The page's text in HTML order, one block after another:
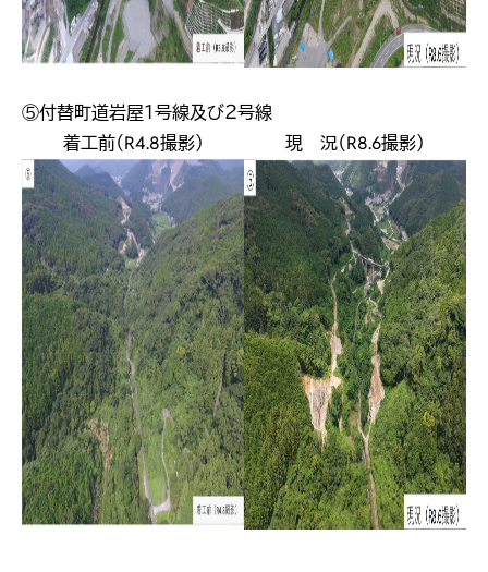
⑤付替町道岩屋１号線及び２号線
着工前（R4.8撮影）
現 況（R8.6撮影）